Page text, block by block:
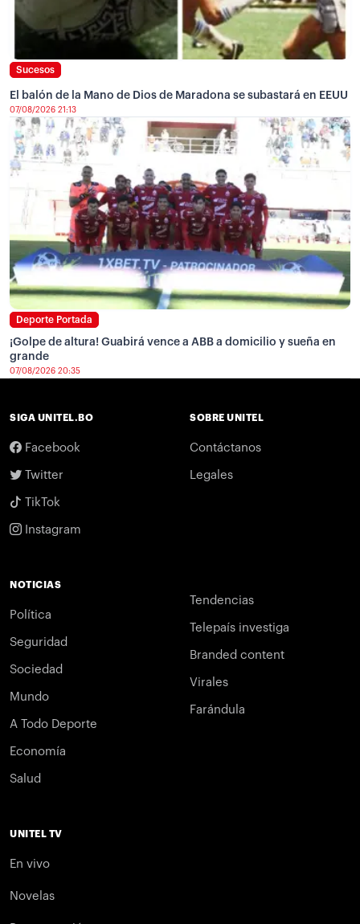
Sucesos
El balón de la Mano de Dios de Maradona se subastará en EEUU
07/08/2026 21:13
Deporte Portada
¡Golpe de altura! Guabirá vence a ABB a domicilio y sueña en
grande
07/08/2026 20:35
SIGA UNITEL.BO
Facebook
Twitter
TikTok
Instagram
SOBRE UNITEL
Contáctanos
Legales
NOTICIAS
Política
Seguridad
Sociedad
Mundo
A Todo Deporte
Economía
Salud
Tendencias
Telepaís investiga
Branded content
Virales
Farándula
UNITEL TV
En vivo
Novelas